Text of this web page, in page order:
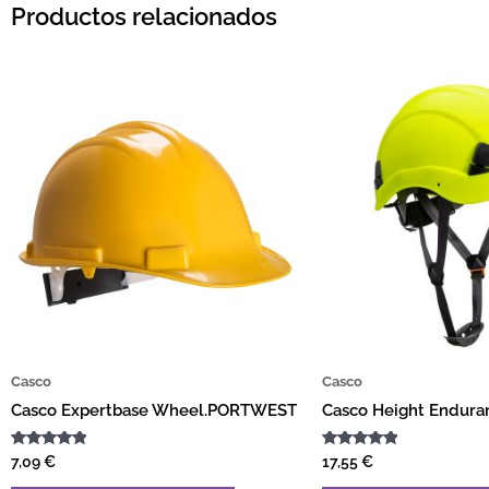
Productos relacionados
Casco
Casco Expertbase Wheel.PORTWEST
Valorado
con
5.00
7,09€
Este producto tiene múltiples
Casco
Casco Height
Valorado
con
5.00
17,55€